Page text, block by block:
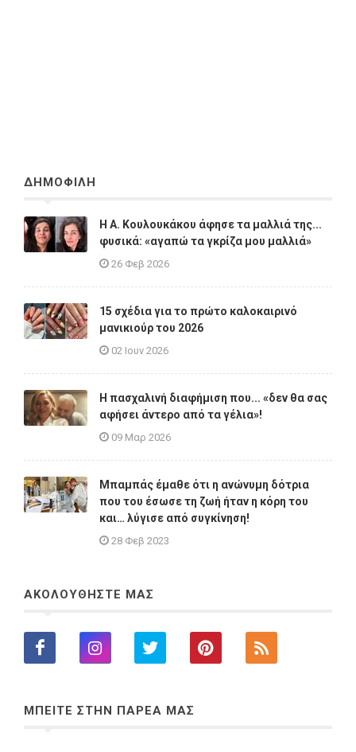
ΔΗΜΟΦΙΛΗ
Η A. Κουλουκάκου άφησε τα μαλλιά της...
φυσικά: «αγαπώ τα γκρίζα μου μαλλιά»
26 Φεβ 2026
15 σχέδια για το πρώτο καλοκαιρινό
μανικιούρ του 2026
02 Ιουν 2026
Η πασχαλινή διαφήμιση που... «δεν θα σας
αφήσει άντερο από τα γέλια»!
09 Μαρ 2026
Μπαμπάς έμαθε ότι η ανώνυμη δότρια
που του έσωσε τη ζωή ήταν η κόρη του
και… λύγισε από συγκίνηση!
28 Φεβ 2023
ΑΚΟΛΟΥΘΗΣΤΕ ΜΑΣ
ΜΠΕΙΤΕ ΣΤΗΝ ΠΑΡΕΑ ΜΑΣ